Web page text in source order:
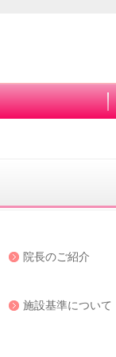
院長のご紹介
施設基準について